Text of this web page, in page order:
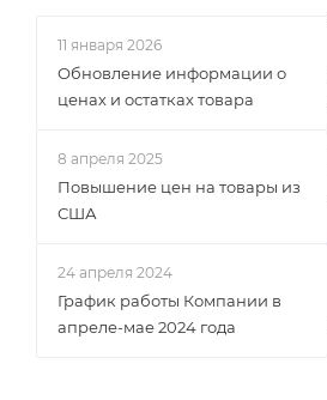
11 января 2026
Обновление информации о
ценах и остатках товара
8 апреля 2025
Повышение цен на товары из
США
24 апреля 2024
График работы Компании в
апреле-мае 2024 года